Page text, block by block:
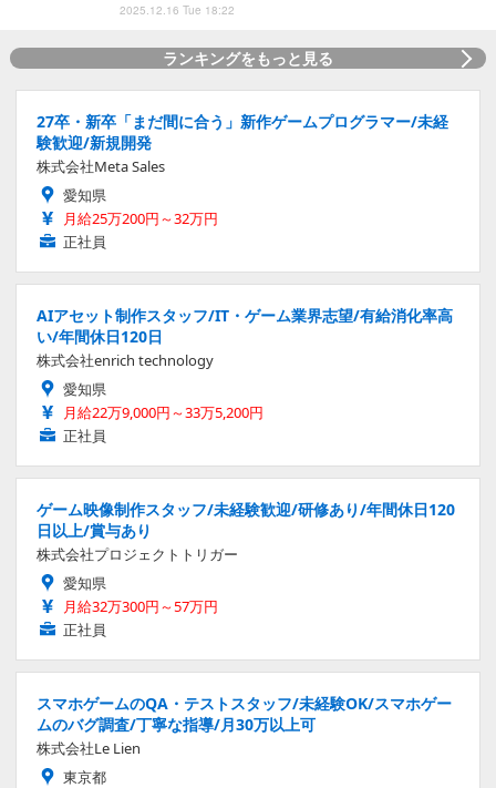
2025.12.16 Tue 18:22
ランキングをもっと見る
27卒・新卒「まだ間に合う」新作ゲームプログラマー/未経
験歓迎/新規開発
株式会社Meta Sales
愛知県
月給25万200円～32万円
正社員
AIアセット制作スタッフ/IT・ゲーム業界志望/有給消化率高
い/年間休日120日
株式会社enrich technology
愛知県
月給22万9,000円～33万5,200円
正社員
ゲーム映像制作スタッフ/未経験歓迎/研修あり/年間休日120
日以上/賞与あり
株式会社プロジェクトトリガー
愛知県
月給32万300円～57万円
正社員
スマホゲームのQA・テストスタッフ/未経験OK/スマホゲー
ムのバグ調査/丁寧な指導/月30万以上可
株式会社Le Lien
東京都